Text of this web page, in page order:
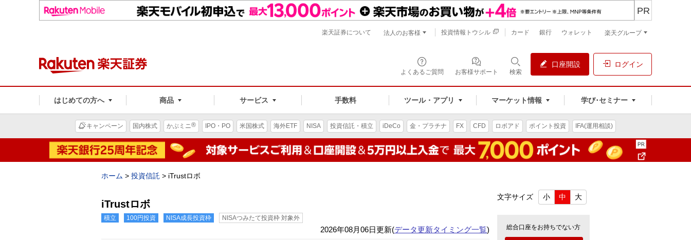
よくあるご質問 お客様サポート 検索
口座開設 ログイン
はじめての方へ 商品 サービス 手数料 ツール・アプリ マーケット情報 学び･セミナー
PR
楽天証券について 法人のお客様 投資情報トウシル カード 銀行 ウォレット 楽天グループ
キャンペーン 国内株式 かぶミニ® IPO・PO 米国株式 海外ETF NISA 投資信託・積立 iDeCo 金・プラチナ FX CFD ロボアド ポイント投資 IFA(運用相談)
ホーム > 投資信託 > iTrustロボ
iTrustロボ
積立 100円投資 NISA成長投資枠 NISAつみたて投資枠 対象外
2026年08月06日更新(データ更新タイミング一覧)
文字サイズ 小 中 大
総合口座をお持ちでない方